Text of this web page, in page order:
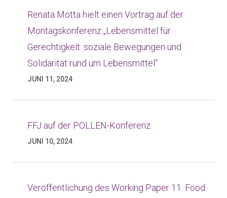
Renata Motta hielt einen Vortrag auf der
Montagskonferenz „Lebensmittel für
Gerechtigkeit: soziale Bewegungen und
Solidarität rund um Lebensmittel“
JUNI 11, 2024
FFJ auf der POLLEN-Konferenz
JUNI 10, 2024
Veröffentlichung des Working Paper 11: Food